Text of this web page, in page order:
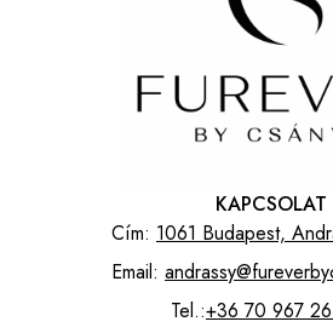
KAPCSOLAT
Cím: 1061 Budapest,
Email:
Tel.:+36 70 967